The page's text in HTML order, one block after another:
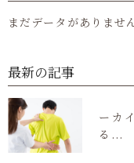
まだデータがありませ
最新の記事
ーカ
る...